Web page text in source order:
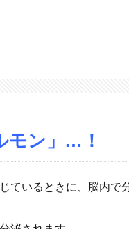
モン」…！
ているときに、脳内で